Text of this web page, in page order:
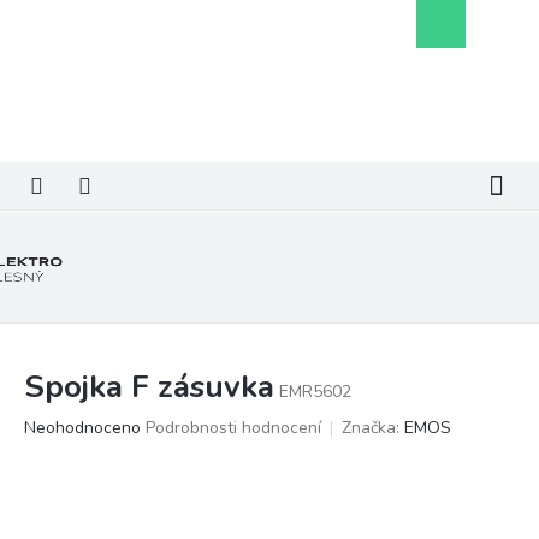
košík
Spojka F zásuvka EMR5602
Průměrné
Neohodnoceno Podrobnosti hodnocení Značka: EMOS